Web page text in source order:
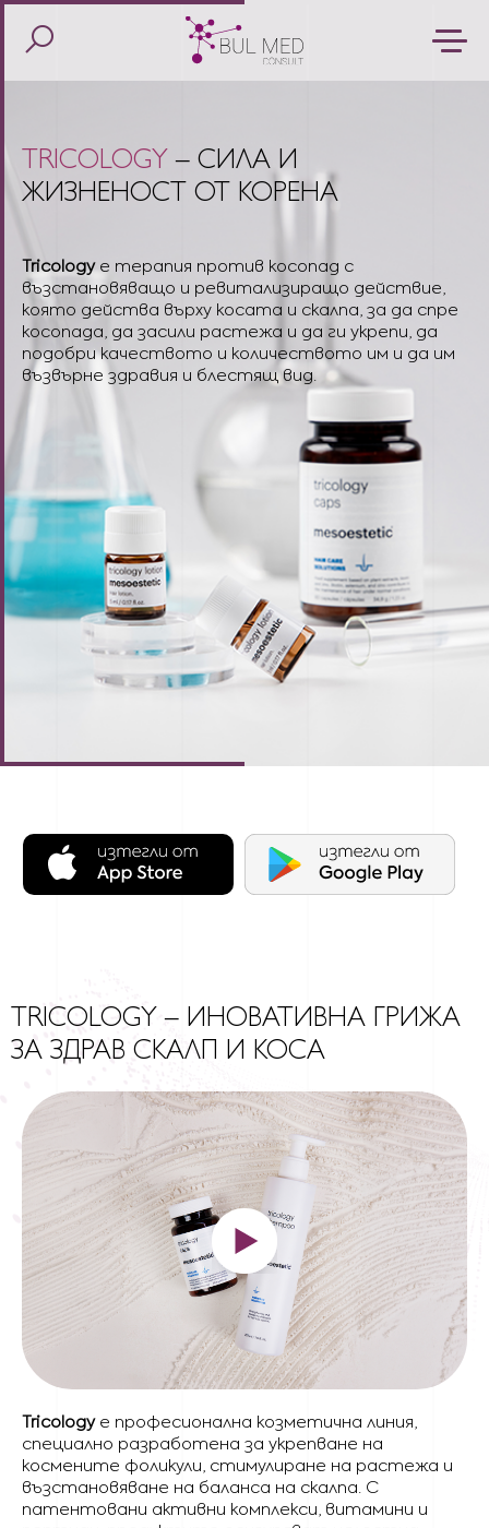
TRICOLOGY – СИЛА И
ЖИЗНЕНОСТ ОТ КОРЕНА
Tricologyе терапия против косопад с
възстановяващо и ревитализиращо действие,
която действа върху косата и скалпа, за да спре
косопада, да засили растежа и да ги укрепи, да
подобри качеството и количеството им и да им
възвърне здравия и блестящ вид.
TRICOLOGY – ИНОВАТИВНА ГРИЖА
ЗА ЗДРАВ СКАЛП И КОСА
Tricologyе професионална козметична линия,
специално разработена за укрепване на
космените фоликули, стимулиране на растежа и
възстановяване на баланса на скалпа. С
патентовани активни комплекси, витамини и